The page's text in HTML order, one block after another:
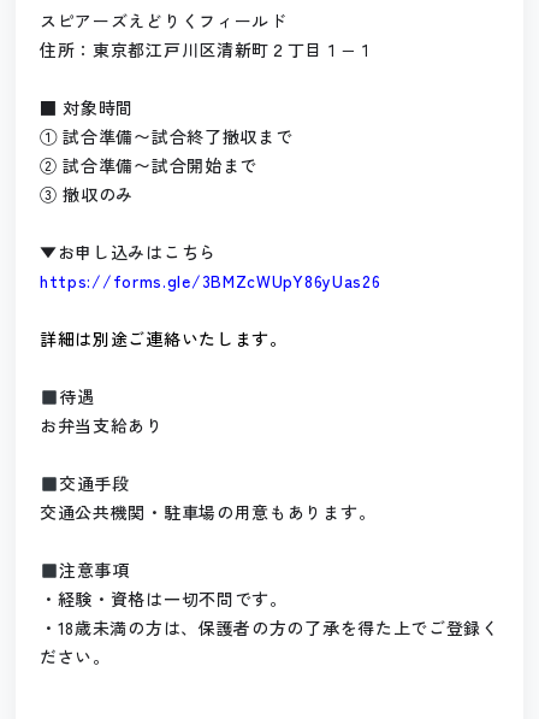
スピアーズえどりくフィールド
住所：東京都江戸川区清新町２丁目１−１
■ 対象時間
① 試合準備〜試合終了撤収まで
② 試合準備〜試合開始まで
③ 撤収のみ
▼お申し込みはこちら
https://forms.gle/3BMZcWUpY86yUas26
詳細は別途ご連絡いたします。
待遇
お弁当支給あり
交通手段
交通公共機関・駐車場の用意もあります。
注意事項
・経験・資格は一切不問です。
・18歳未満の方は、保護者の方の了承を得た上でご登録く
ださい。